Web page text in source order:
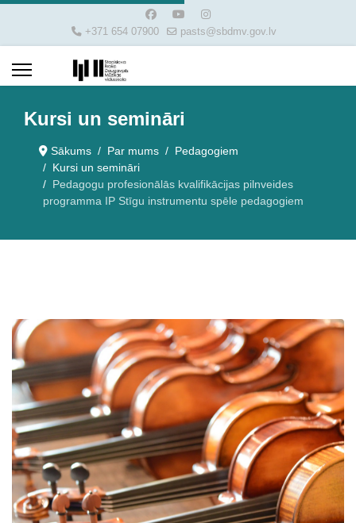
+371 654 07900 pasts@sbdmv.gov.lv
Kursi un semināri
Sākums Par mums
Pedagogiem
Kursi un semināri
Pedagogu profesionālās kvalifikācijas pilnveides
programma IP Stīgu instrumentu spēle pedagogiem